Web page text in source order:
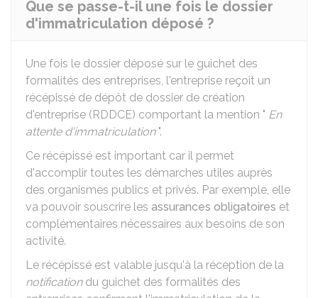
Que se passe-t-il une fois le dossier
d'immatriculation déposé ?
Une fois le dossier déposé sur le guichet des
formalités des entreprises, l'entreprise reçoit un
récépissé de dépôt de dossier de création
d'entreprise (RDDCE) comportant la mention " En
attente d'immatriculation".
Ce récépissé est important car il permet
d'accomplir toutes les démarches utiles auprès
des organismes publics et privés. Par exemple, elle
va pouvoir souscrire les assurances obligatoires et
complémentaires nécessaires aux besoins de son
activité.
Le récépissé est valable jusqu'à la réception de la
notificationdu guichet des formalités des